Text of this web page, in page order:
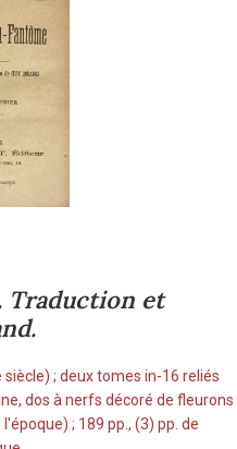
Traduction et
siècle) ; deux tomes in-16 reliés
dos à nerfs décoré de fleurons
; 189 pp., (3) pp. de